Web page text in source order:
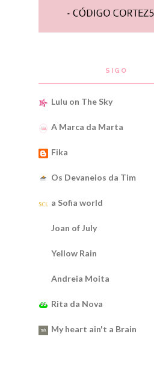
SIGO
Lulu on The Sky
A Marca da Marta
Fika
Os Devaneios da Tim
a Sofia world
Joan of July
Yellow Rain
Andreia Moita
Rita da Nova
My heart ain't a Brain